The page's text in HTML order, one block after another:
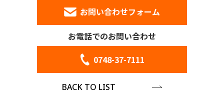
お問い合わせフォーム
お電話でのお問い合わせ
0748-37-7111
BACK TO LIST